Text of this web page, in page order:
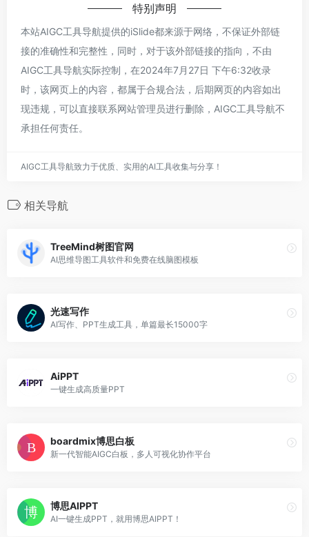
特别声明
本站AIGC工具导航提供的iSlide都来源于网络，不保证外部链
接的准确性和完整性，同时，对于该外部链接的指向，不由
AIGC工具导航实际控制，在2024年7月27日 下午6:32收录
时，该网页上的内容，都属于合规合法，后期网页的内容如出
现违规，可以直接联系网站管理员进行删除，AIGC工具导航不
承担任何责任。
AIGC工具导航致力于优质、实用的AI工具收集与分享！
相关导航
TreeMind树图官网
AI思维导图工具软件和免费在线脑图模板
光速写作
AI写作、PPT生成工具，单篇最长15000字
AiPPT
一键生成高质量PPT
boardmix博思白板
新一代智能AIGC白板，多人可视化协作平台
博思AIPPT
AI一键生成PPT，就用博思AIPPT！